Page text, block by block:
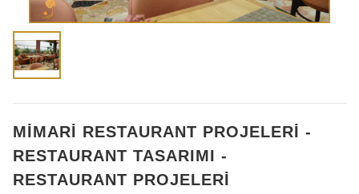
MİMARİ RESTAURANT PROJELERİ -
RESTAURANT TASARIMI -
RESTAURANT PROJELERİ